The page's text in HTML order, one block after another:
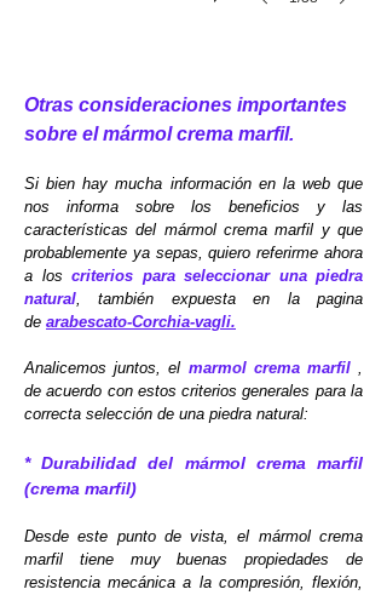
para
proyectos
de
y
gran
dimensión.
Otras consideraciones importantes
sobre el mármol crema marfil.
Si bien hay mucha información en la web que
nos informa sobre los beneficios y las
características del mármol crema marfil y que
probablemente ya sepas, quiero referirme ahora
a los criterios para seleccionar una piedra
natural, también expuesta en la pagina
de arabescato-Corchia-vagli.
Analicemos juntos, el marmol crema marfil ,
de acuerdo con estos criterios generales para la
correcta selección de una piedra natural:
* Durabilidad del mármol crema marfil
(crema marfil)
Desde este punto de vista, el mármol crema
marfil tiene muy buenas propiedades de
resistencia mecánica a la compresión, flexión,